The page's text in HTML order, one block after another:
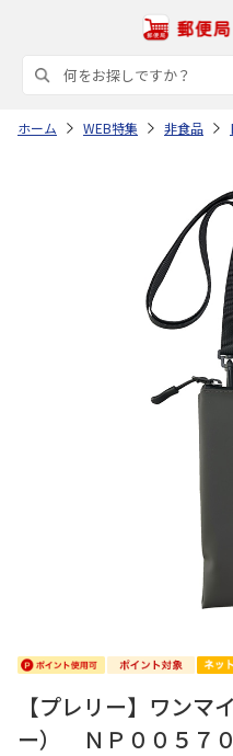
ホーム WEB特集 非食品
【プレリー】ワンマ
ー） ＮＰ００５７０